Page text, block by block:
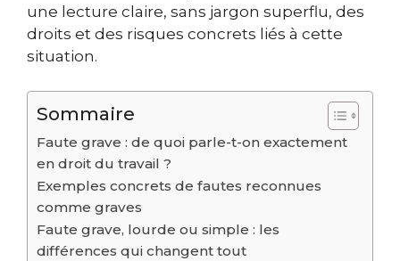
une lecture claire, sans jargon superflu, des
droits et des risques concrets liés à cette
situation.
Sommaire
Faute grave : de quoi parle-t-on exactement
en droit du travail ?
Exemples concrets de fautes reconnues
comme graves
Faute grave, lourde ou simple : les
différences qui changent tout